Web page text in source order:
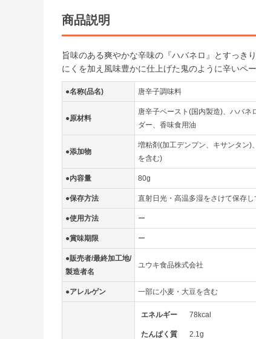
商品説明
旨味のある爽やかな辛味の『ハバネロ』とすっき
にくを加え風味豊かに仕上げた鬼のように辛いペー
●名称(品名) 唐辛子調味料
●原材料
唐辛子ペースト(国内製造)、ハバネ
ダー、香味食用油
●添加物
増粘剤(加工デンプン、キサンタン)
を含む)
●内容量 80g
●保存方法 直射日光・高温多湿をさけて保存し
●使用方法 ー
●賞味期限 ー
●販売者/最終加工地/
製造者名
ユウキ食品株式会社
●アレルゲン 一部に小麦・大豆を含む
エネルギー 78kcal
たんぱく質 2.1g